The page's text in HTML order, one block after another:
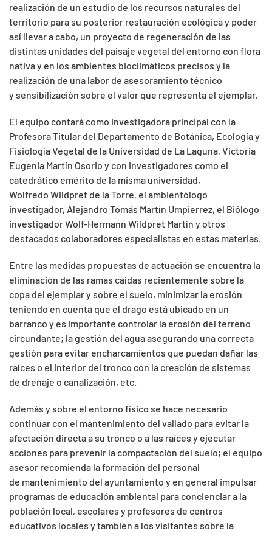
realización de un estudio de los recursos naturales del
territorio para su posterior restauración ecológica y poder
así llevar a cabo, un proyecto de regeneración de las
distintas unidades del paisaje vegetal del entorno con flora
nativa y en los ambientes bioclimáticos precisos y la
realización de una labor de asesoramiento técnico
y sensibilización sobre el valor que representa el ejemplar.
El equipo contará como investigadora principal con la
Profesora Titular del Departamento de Botánica, Ecología y
Fisiología Vegetal de la Universidad de La Laguna, Victoria
Eugenia Martín Osorio y con investigadores como el
catedrático emérito de la misma universidad,
Wolfredo Wildpret de la Torre, el ambientólogo
investigador, Alejandro Tomás Martín Umpierrez, el Biólogo
investigador Wolf-Hermann Wildpret Martín y otros
destacados colaboradores especialistas en estas materias.
Entre las medidas propuestas de actuación se encuentra la
eliminación de las ramas caídas recientemente sobre la
copa del ejemplar y sobre el suelo, minimizar la erosión
teniendo en cuenta que el drago está ubicado en un
barranco y es importante controlar la erosión del terreno
circundante; la gestión del agua asegurando una correcta
gestión para evitar encharcamientos que puedan dañar las
raíces o el interior del tronco con la creación de sistemas
de drenaje o canalización, etc.
Además y sobre el entorno físico se hace necesario
continuar con el mantenimiento del vallado para evitar la
afectación directa a su tronco o a las raíces y ejecutar
acciones para prevenir la compactación del suelo; el equipo
asesor recomienda la formación del personal
de mantenimiento del ayuntamiento y en general impulsar
programas de educación ambiental para concienciar a la
población local, escolares y profesores de centros
educativos locales y también a los visitantes sobre la